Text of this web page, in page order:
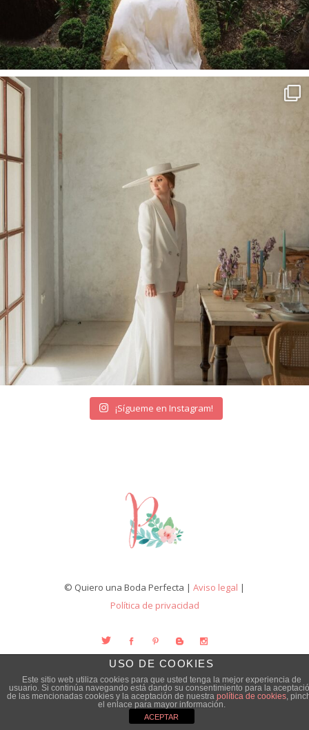
¡Sígueme en Instagram!
© Quiero una Boda Perfecta | Aviso legal |
Política de privacidad
USO DE COOKIES
Este sitio web utiliza cookies para que usted tenga la mejor experiencia de
usuario. Si continúa navegando está dando su consentimiento para la
de las mencionadas cookies y la aceptación de nuestra política de cookies,
el enlace para mayor información.
ACEPTAR